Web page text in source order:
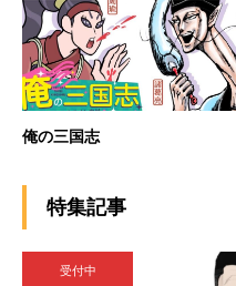
俺の三国志
特集記事
受付中